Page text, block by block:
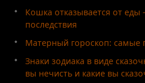
Кошка отказывается от
последствия
Матерный гороскоп: самые
Знаки зодиака в виде
вы нечисть и какие вы